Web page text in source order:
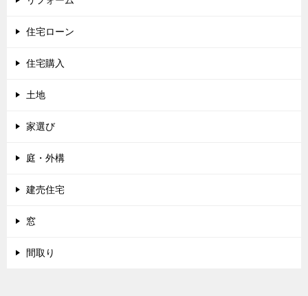
住宅ローン
住宅購入
土地
家選び
庭・外構
建売住宅
窓
間取り